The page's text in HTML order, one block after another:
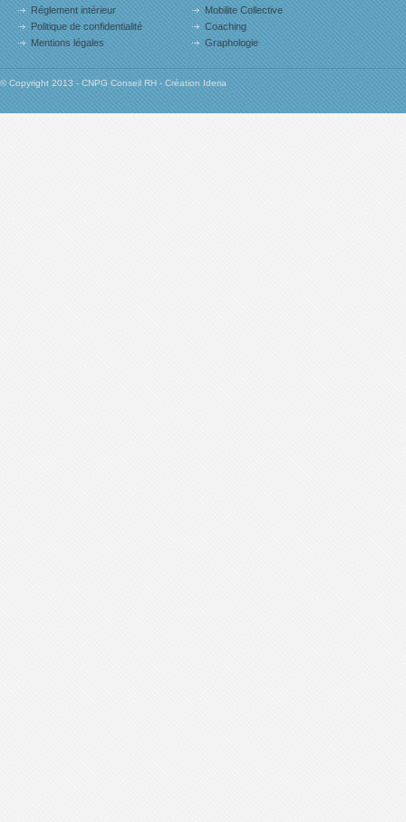
Réglement intérieur
Politique de confidentialité
Mentions légales
Mobilite Collective
Coaching
Graphologie
© Copyright 2013 - CNPG Conseil RH - Création Ideria